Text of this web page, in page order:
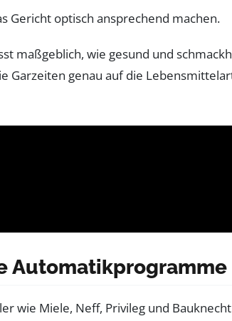
Gericht optisch ansprechend machen.
maßgeblich, wie gesund und
Garzeiten genau auf die
wie Miele, Neff, Privileg und